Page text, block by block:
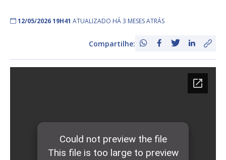
12/05/2026 19H41 ATUALIZADO HÁ 3 MESES ATRÁS
Compartilhe: